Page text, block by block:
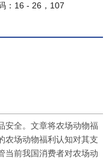
：16 - 26，107
安全。文章将农场动物福
农场动物福利认知对其支
当前我国消费者对农场动